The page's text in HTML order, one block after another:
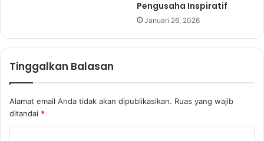
Pengusaha Inspiratif
Januari 26, 2026
Tinggalkan Balasan
Alamat email Anda tidak akan dipublikasikan. Ruas yang wajib
ditandai *